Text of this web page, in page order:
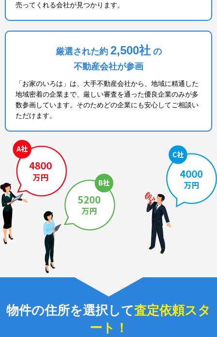
売ってくれる会社が見つかります。
厳選された約 2,500社 の
不動産会社が参画
「お家のいろは」は、大手不動産会社から、地域に精通した
地域密着の企業まで、厳しい審査を通った優良企業のみが多
数参画しています。そのためどの企業にも安心してご相談い
ただけます。
物件の住所を選択して査定依頼スタ
ート！